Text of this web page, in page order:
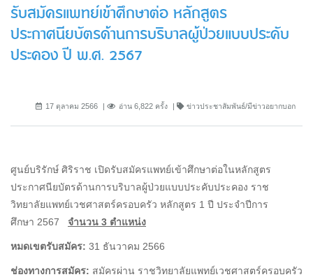
รับสมัครแพทย์เข้าศึกษาต่อ หลักสูตร
ประกาศนียบัตรด้านการบริบาลผู้ป่วยแบบประคับ
ประคอง ปี พ.ศ. 2567
17 ตุลาคม 2566 อ่าน 6,822 ครั้ง ข่าวประชาสัมพันธ์/มีข่าวอยากบอก
ศูนย์บริรักษ์ ศิริราช เปิดรับสมัครแพทย์เข้าศึกษาต่อในหลักสูตร
ประกาศนียบัตรด้านการบริบาลผู้ป่วยแบบประคับประคอง ราช
วิทยาลัยแพทย์เวชศาสตร์ครอบครัว หลักสูตร 1 ปี ประจำปีการ
ศึกษา 2567 จำนวน 3 ตำแหน่ง
หมดเขตรับสมัคร: 31 ธันวาคม 2566
ช่องทางการสมัคร: สมัครผ่าน ราชวิทยาลัยแพทย์เวชศาสตร์ครอบครัว